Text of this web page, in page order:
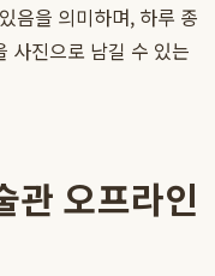
음을 의미하며, 하루 종
사진으로 남길 수 있는
관 오프라인